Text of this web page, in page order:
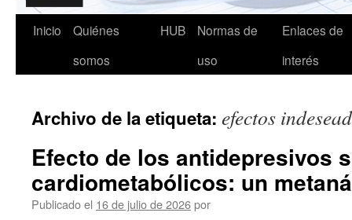
Inicio
Quiénes
somos
HUB
Normas de
uso
Enlaces de
interés
Archivo de la etiqueta: efectos
Efecto de los antidepresivos
cardiometabólicos: un
Publicado el 16 de julio de 2026por